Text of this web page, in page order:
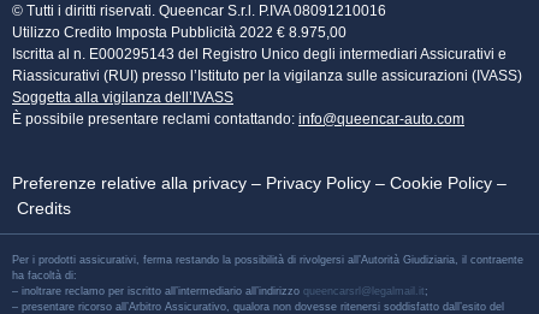
© Tutti i diritti riservati. Queencar S.r.l. P.IVA 08091210016
Utilizzo Credito Imposta Pubblicità 2022 € 8.975,00
Iscritta al n. E000295143 del Registro Unico degli intermediari Assicurativi e
Riassicurativi (RUI) presso l’Istituto per la vigilanza sulle assicurazioni (IVASS)
Soggetta alla vigilanza dell’IVASS
È possibile presentare reclami contattando: info@queencar-auto.com
Preferenze relative alla privacy – Privacy Policy – Cookie Policy –
Credits
Per i prodotti assicurativi, ferma restando la possibilità di rivolgersi all’Autorità Giudiziaria, il contraente
ha facoltà di:
– inoltrare reclamo per iscritto all’intermediario all’indirizzo queencarsrl@legalmail.it ;
– presentare ricorso all’Arbitro Assicurativo, qualora non dovesse ritenersi soddisfatto dall’esito del